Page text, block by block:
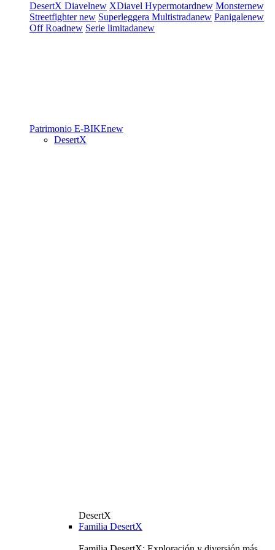
DesertX Diavelnew XDiavel Hypermotardnew Monsternew
Streetfighternew Superleggera Multistradanew Panigalenew
Off Roadnew Serie limitadanew
Patrimonio E-BIKEnew
DesertX
DesertX
Familia DesertX